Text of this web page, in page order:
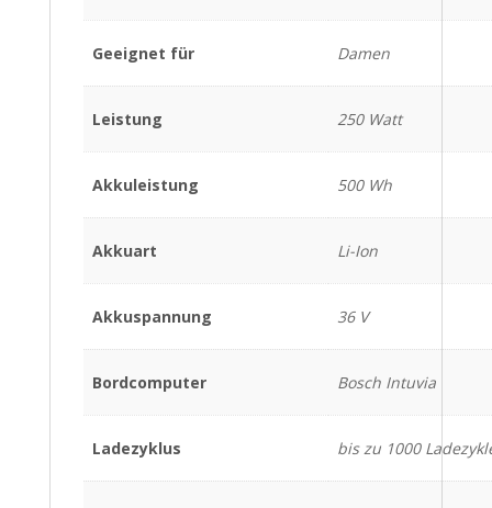
Geeignet für Damen
Leistung 250 Watt
Akkuleistung 500 Wh
Akkuart Li-Ion
Akkuspannung 36 V
Bordcomputer Bosch Intuvia
Ladezyklus bis zu 1000